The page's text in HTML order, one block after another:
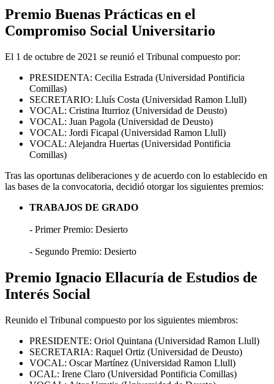
Premio Buenas Prácticas en el
Compromiso Social Universitario
El 1 de octubre de 2021 se reunió el Tribunal compuesto por:
PRESIDENTA: Cecilia Estrada (Universidad Pontificia
Comillas)
SECRETARIO: Lluís Costa (Universidad Ramon Llull)
VOCAL: Cristina Iturrioz (Universidad de Deusto)
VOCAL: Juan Pagola (Universidad de Deusto)
VOCAL: Jordi Ficapal (Universidad Ramon Llull)
VOCAL: Alejandra Huertas (Universidad Pontificia
Comillas)
Tras las oportunas deliberaciones y de acuerdo con lo establecido en
las bases de la convocatoria, decidió otorgar los siguientes premios:
TRABAJOS DE GRADO
- Primer Premio: Desierto
- Segundo Premio: Desierto
Premio Ignacio Ellacuría de Estudios de
Interés Social
Reunido el Tribunal compuesto por los siguientes miembros:
PRESIDENTE: Oriol Quintana (Universidad Ramon Llull)
SECRETARIA: Raquel Ortiz (Universidad de Deusto)
VOCAL: Oscar Martínez (Universidad Ramon Llull)
OCAL: Irene Claro (Universidad Pontificia Comillas)